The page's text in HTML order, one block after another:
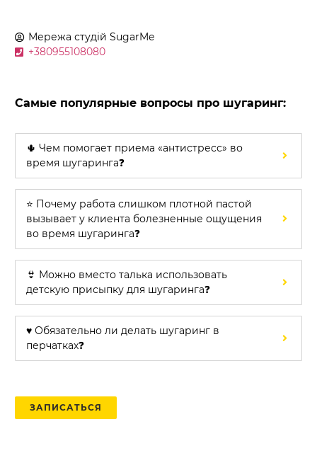
Мережа студій SugarMe
+380955108080
Самые популярные вопросы про шугаринг:
🌵 Чем помогает приема «антистресс» во
время шугаринга❓
⭐ Почему работа слишком плотной пастой
вызывает у клиента болезненные ощущения
во время шугаринга❓
👙 Можно вместо талька использовать
детскую присыпку для шугаринга❓
♥️ Обязательно ли делать шугаринг в
перчатках❓
ЗАПИСАТЬСЯ